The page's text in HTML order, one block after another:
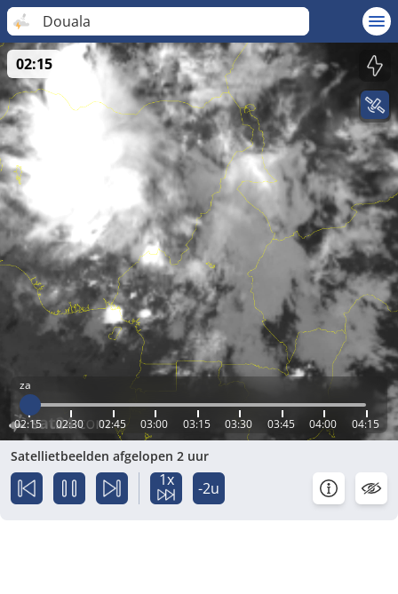
Douala
za
02:15 02:30 02:45 03:00 03:15 03:30 03:45 04:00 04:15
02:15
Satellietbeelden afgelopen 2 uur
1x -2u